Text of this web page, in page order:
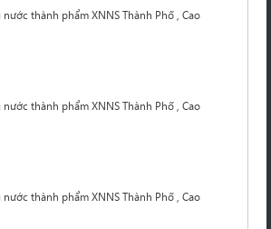
thành phẩm XNNS Thành Phố , Cao
thành phẩm XNNS Thành Phố , Cao
thành phẩm XNNS Thành Phố , Cao